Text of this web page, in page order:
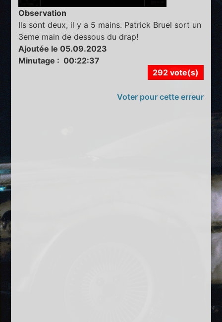
Observation
Ils sont deux, il y a 5 mains. Patrick Bruel sort un
3eme main de dessous du drap!
Ajoutée le 05.09.2023
Minutage : 00:22:37
292 vote(s)
Voter pour cette erreur